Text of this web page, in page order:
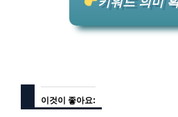
이것이 좋아요: